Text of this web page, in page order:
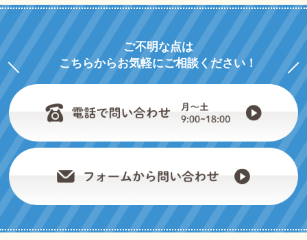
ご不明な点は
こちらからお気軽にご相談ください！